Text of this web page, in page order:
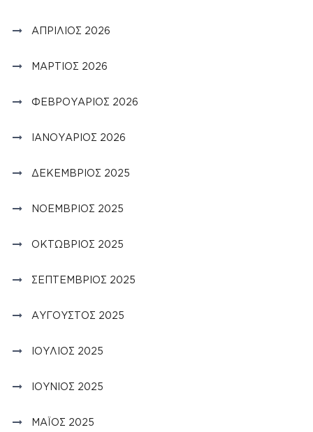
ΑΠΡΊΛΙΟΣ 2026
ΜΆΡΤΙΟΣ 2026
ΦΕΒΡΟΥΆΡΙΟΣ 2026
ΙΑΝΟΥΆΡΙΟΣ 2026
ΔΕΚΈΜΒΡΙΟΣ 2025
ΝΟΈΜΒΡΙΟΣ 2025
ΟΚΤΏΒΡΙΟΣ 2025
ΣΕΠΤΈΜΒΡΙΟΣ 2025
ΑΎΓΟΥΣΤΟΣ 2025
ΙΟΎΛΙΟΣ 2025
ΙΟΎΝΙΟΣ 2025
ΜΆΙΟΣ 2025